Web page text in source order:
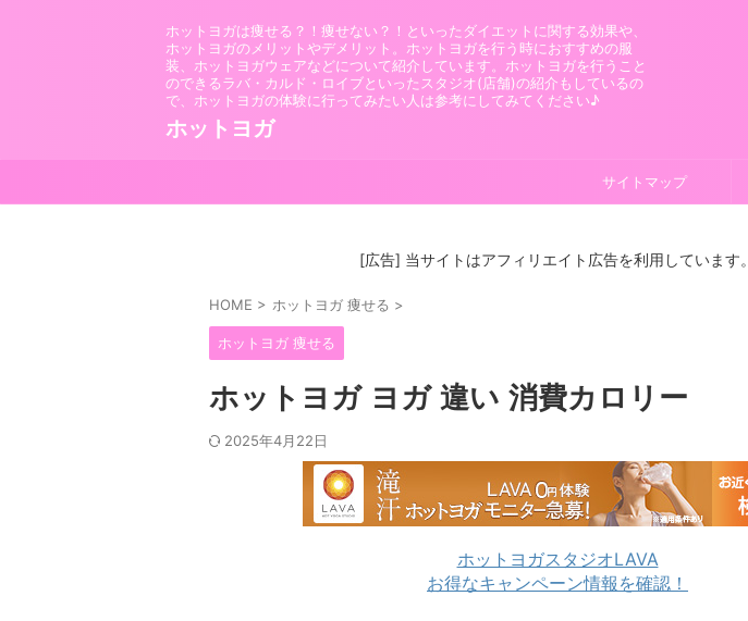
ホットヨガは痩せる？！痩せない？！といったダイエットに関する効果や、
ホットヨガのメリットやデメリット。ホットヨガを行う時におすすめの服
装、ホットヨガウェアなどについて紹介しています。ホットヨガを行うこと
のできるラバ・カルド・ロイブといったスタジオ(店舗)の紹介もしているの
で、ホットヨガの体験に行ってみたい人は参考にしてみてください♪
ホットヨガ
サイトマップ
[広告] 当サイトはアフィリエイト広告を利用しています。
HOME > ホットヨガ 痩せる >
ホットヨガ 痩せる
ホットヨガ ヨガ 違い 消費カロリー
2025年4月22日
ホットヨガスタジオLAVA
お得なキャンペーン情報を確認！